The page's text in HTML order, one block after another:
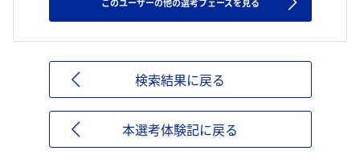
検索結果に戻る
本選考体験記に戻る